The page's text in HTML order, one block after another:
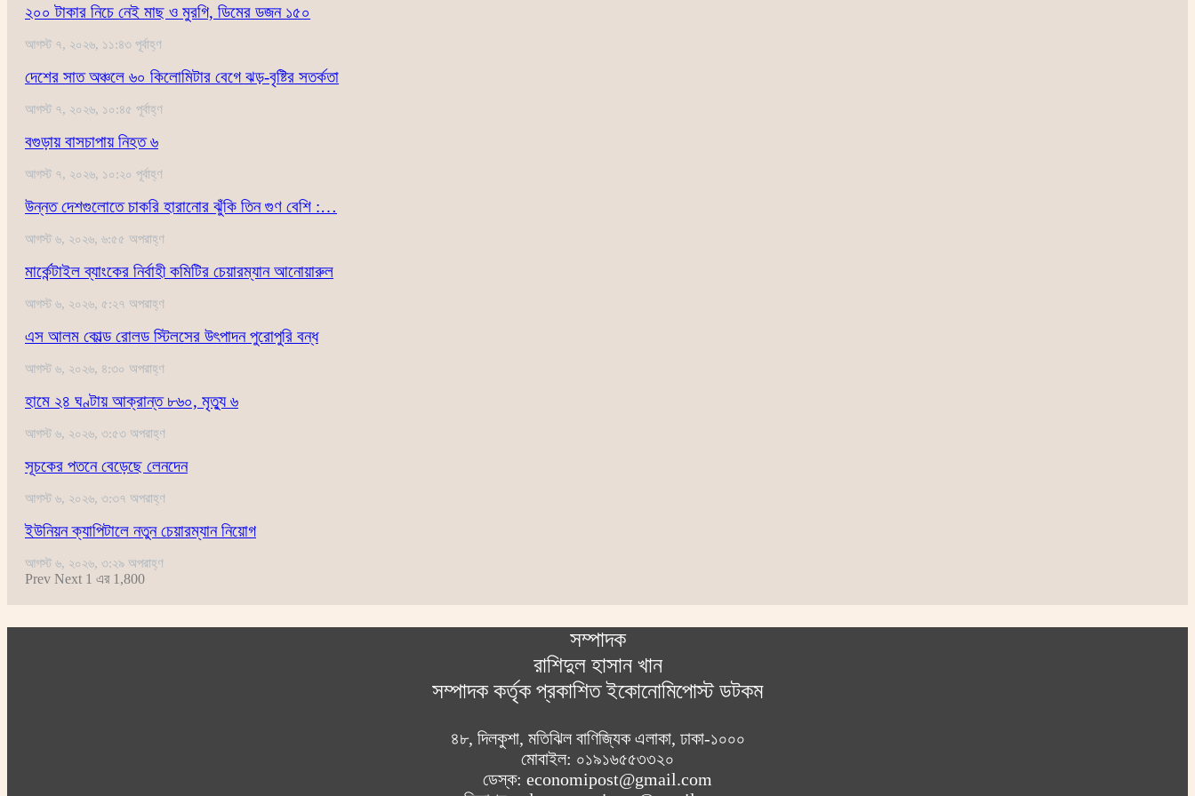
২০০ টাকার নিচে নেই মাছ ও মুরগি, ডিমের ডজন ১৫০
আগস্ট ৭, ২০২৬, ১১:৪৩ পূর্বাহ্ণ
দেশের সাত অঞ্চলে ৬০ কিলোমিটার বেগে ঝড়-বৃষ্টির সতর্কতা
আগস্ট ৭, ২০২৬, ১০:৪৫ পূর্বাহ্ণ
বগুড়ায় বাসচাপায় নিহত ৬
আগস্ট ৭, ২০২৬, ১০:২০ পূর্বাহ্ণ
উন্নত দেশগুলোতে চাকরি হারানোর ঝুঁকি তিন গুণ বেশি :…
আগস্ট ৬, ২০২৬, ৬:৫৫ অপরাহ্ণ
মার্কেন্টাইল ব্যাংকের নির্বাহী কমিটির চেয়ারম্যান আনোয়ারুল
আগস্ট ৬, ২০২৬, ৫:২৭ অপরাহ্ণ
এস আলম কোল্ড রোলড স্টিলসের উৎপাদন পুরোপুরি বন্ধ
আগস্ট ৬, ২০২৬, ৪:৩০ অপরাহ্ণ
হামে ২৪ ঘণ্টায় আক্রান্ত ৮৬০, মৃত্যু ৬
আগস্ট ৬, ২০২৬, ৩:৫৩ অপরাহ্ণ
সূচকের পতনে বেড়েছে লেনদেন
আগস্ট ৬, ২০২৬, ৩:৩৭ অপরাহ্ণ
ইউনিয়ন ক্যাপিটালে নতুন চেয়ারম্যান নিয়োগ
আগস্ট ৬, ২০২৬, ৩:২৯ অপরাহ্ণ
Prev Next 1 এর 1,800
সম্পাদক
রাশিদুল হাসান খান
সম্পাদক কর্তৃক প্রকাশিত ইকোনোমিপোস্ট ডটকম
৪৮, দিলকুশা, মতিঝিল বাণিজ্যিক এলাকা, ঢাকা-১০০০
মোবাইল: ০১৯১৬৫৫৩৩২০
ডেস্ক: economipost@gmail.com